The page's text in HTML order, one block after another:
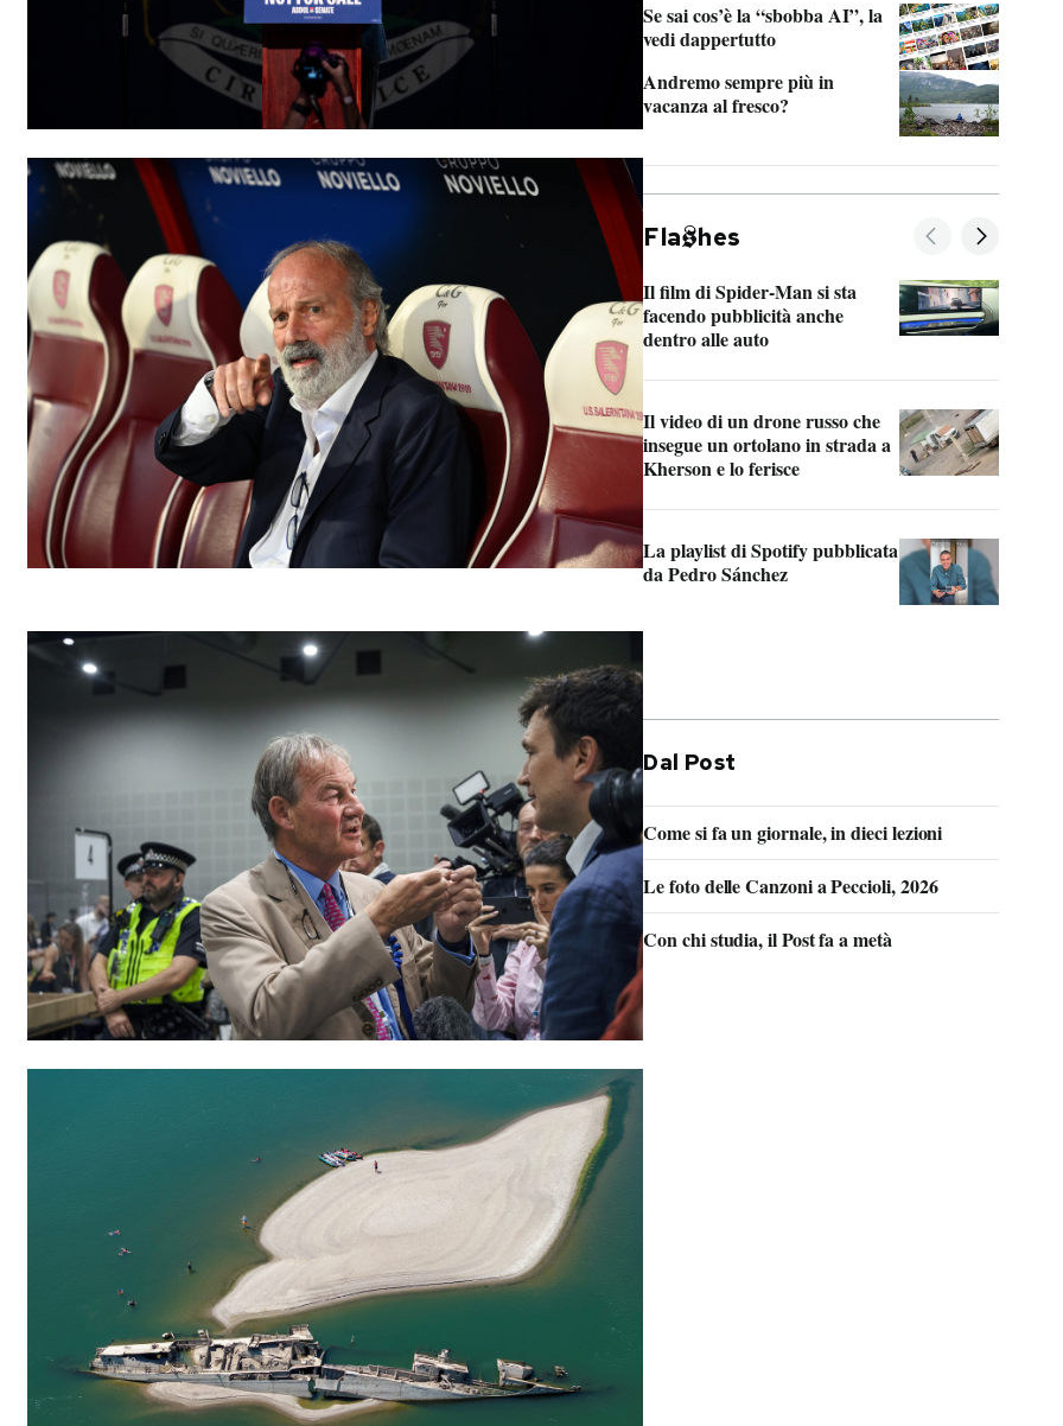
Se sai cos’è la “sbobba AI”, la
vedi dappertutto
Andremo sempre più in
vacanza al fresco?
Fla hes
Il film di Spider-Man si sta
facendo pubblicità anche
dentro alle auto
Il video di un drone russo che
insegue un ortolano in strada a
Kherson e lo ferisce
La playlist di Spotify pubblicata
da Pedro Sánchez
Dal Post
Come si fa un giornale, in dieci lezioni
Le foto delle Canzoni a Peccioli, 2026
Con chi studia, il Post fa a metà